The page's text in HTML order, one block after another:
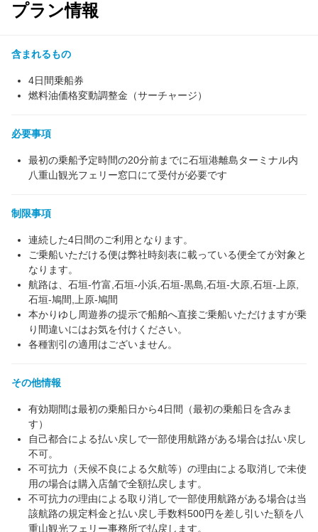
プラン情報
含まれるもの
4日間乗船券
燃料油価格変動調整金（サーチャージ）
必要事項
最初の乗船予定時間の20分前までに石垣港離島ターミナル内
八重山観光フェリー窓口にて受付が必要です
制限事項
連続した4日間のご利用となります。
ご乗船いただける便は弊社時刻表に載っている便全てが対象と
なります。
航路は、石垣‐竹富,石垣‐小浜,石垣‐黒島,石垣‐大原,石垣‐上原,
石垣‐鳩間,上原‐鳩間
本かりゆし周遊券の提示で船舶へ直接ご乗船いただけますが乗
り間違いにはお気を付けください。
各種割引の適用はございません。
その他情報
有効期間は最初の乗船日から4日間（最初の乗船日を含みま
す）
自己都合による払い戻しで一部使用航路がある場合は払い戻し
不可。
不可抗力（天候不良による欠航等）の理由による取消しで未使
用の場合は購入店舗で全額払戻します。
不可抗力の理由による取り消しで一部使用航路がある場合は当
該航路の規定料金と払い戻し手数料500円を差し引いた額を八
重山観光フェリー事務所で払戻します。